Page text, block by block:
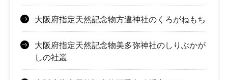
大阪府指定天然記念物方違神社のくろがねもち
大阪府指定天然記念物美多弥神社のしりぶかが
しの社叢